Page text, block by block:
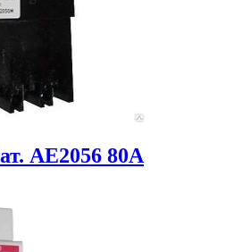
АЕ2056 80А